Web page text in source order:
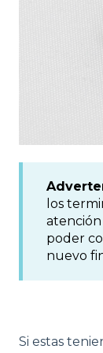
los
atención
poder
nuevo
Si estas